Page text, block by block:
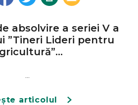
absolvire a seriei V a
”Tineri Lideri pentru
...
articolul